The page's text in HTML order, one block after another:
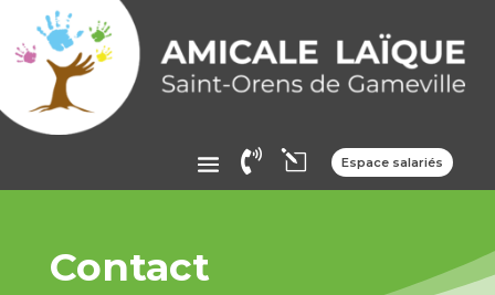
 l Espace salariés
Contact